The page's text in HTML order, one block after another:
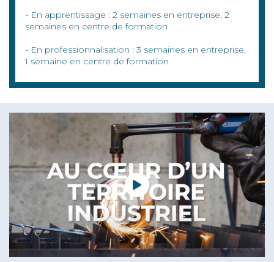
- En apprentissage : 2 semaines en entreprise, 2
semaines en centre de formation
- En professionnalisation : 3 semaines en entreprise,
1 semaine en centre de formation